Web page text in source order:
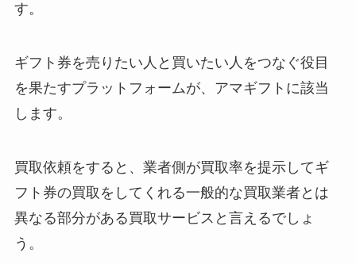
す。
ギフト券を売りたい人と買いたい人をつなぐ役目
を果たすプラットフォームが、アマギフトに該当
します。
買取依頼をすると、業者側が買取率を提示してギ
フト券の買取をしてくれる一般的な買取業者とは
異なる部分がある買取サービスと言えるでしょ
う。